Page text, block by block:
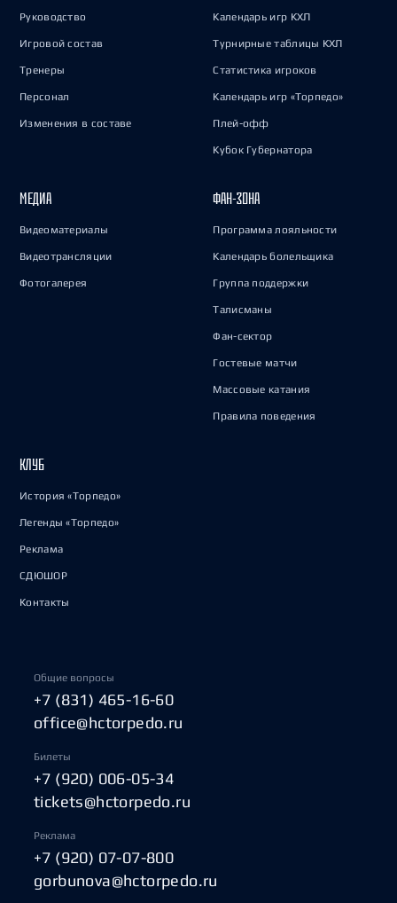
Руководство
Игровой состав
Тренеры
Персонал
Изменения в составе
Календарь игр КХЛ
Турнирные таблицы КХЛ
Статистика игроков
Календарь игр «Торпедо»
Плей-офф
Кубок Губернатора
МЕДИА
Видеоматериалы
Видеотрансляции
Фотогалерея
ФАН-ЗОНА
Программа лояльности
Календарь болельщика
Группа поддержки
Талисманы
Фан-сектор
Гостевые матчи
Массовые катания
Правила поведения
КЛУБ
История «Торпедо»
Легенды «Торпедо»
Реклама
СДЮШОР
Контакты
Общие вопросы
+7 (831) 465-16-60
office@hctorpedo.ru
Билеты
+7 (920) 006-05-34
tickets@hctorpedo.ru
Реклама
+7 (920) 07-07-800
gorbunova@hctorpedo.ru